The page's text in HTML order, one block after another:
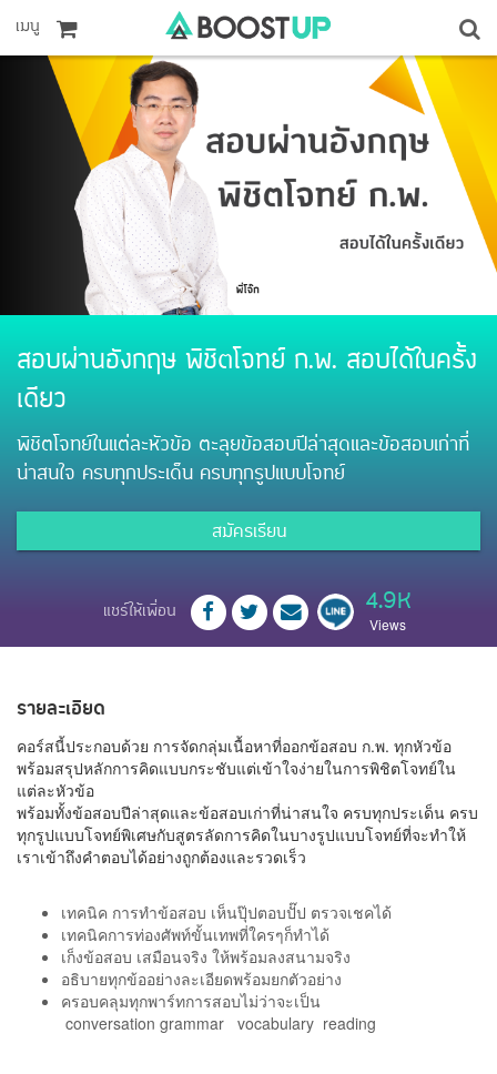
เมนู
สอบผ่านอังกฤษ พิชิตโจทย์ ก.พ. สอบได้ในครั้ง
เดียว
พิชิตโจทย์ในแต่ละหัวข้อ ตะลุยข้อสอบปีล่าสุดและข้อสอบเก่าที่
น่าสนใจ ครบทุกประเด็น ครบทุกรูปแบบโจทย์
สมัครเรียน
แชร์ให้เพื่อน 4.9K
Views
รายละเอียด
คอร์สนี้ประกอบด้วย การจัดกลุ่มเนื้อหาที่ออกข้อสอบ ก.พ. ทุกหัวข้อ
พร้อมสรุปหลักการคิดแบบกระชับแต่เข้าใจง่ายในการพิชิตโจทย์ใน
แต่ละหัวข้อ
พร้อมทั้งข้อสอบปีล่าสุดและข้อสอบเก่าที่น่าสนใจ ครบทุกประเด็น ครบ
ทุกรูปแบบโจทย์พิเศษกับสูตรลัดการคิดในบางรูปแบบโจทย์ที่จะทำให้
เราเข้าถึงคำตอบได้อย่างถูกต้องและรวดเร็ว
เทคนิค การทำข้อสอบ เห็นปุ๊ปตอบปั๊ป ตรวจเชคได้
เทคนิคการท่องศัพท์ขั้นเทพที่ใครๆก็ทำได้
เก็งข้อสอบ เสมือนจริง ให้พร้อมลงสนามจริง
อธิบายทุกข้ออย่างละเอียดพร้อมยกตัวอย่าง
ครอบคลุมทุกพาร์ทการสอบไม่ว่าจะเป็น
conversation grammar vocabulary reading